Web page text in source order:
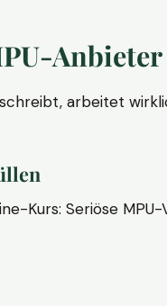
arbeitet
Kurs: Seriöse